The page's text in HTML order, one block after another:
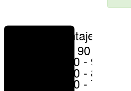
Porcentajes
> 90 %
80 - 90 %
70 - 80 %
50 - 70 %